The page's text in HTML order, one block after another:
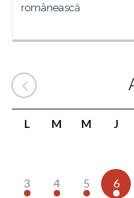
românească
L M M J
3 4 5 6